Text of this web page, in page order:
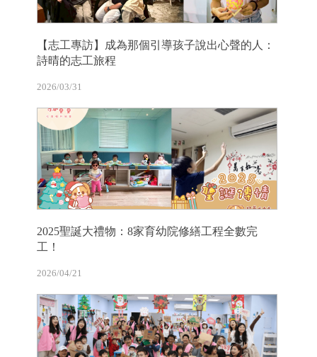
【志工專訪】成為那個引導孩子說出心聲的人：
詩晴的志工旅程
2026/03/31
2025聖誕大禮物：8家育幼院修繕工程全數完
工！
2026/04/21